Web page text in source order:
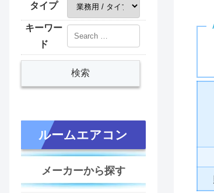
タイプ
キーワー
ド
ルームエアコン
メーカーから探す